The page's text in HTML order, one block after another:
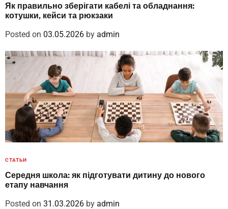
Як правильно зберігати кабелі та обладнання:
котушки, кейси та рюкзаки
Posted on 03.05.2026 by admin
СТАТЬИ
Середня школа: як підготувати дитину до нового
етапу навчання
Posted on 31.03.2026 by admin